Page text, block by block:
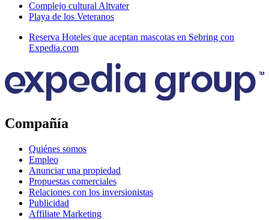
Complejo cultural Altvater
Playa de los Veteranos
Reserva Hoteles que aceptan mascotas en Sebring con
Expedia.com
Compañía
Quiénes somos
Empleo
Anunciar una propiedad
Propuestas comerciales
Relaciones con los inversionistas
Publicidad
Affiliate Marketing